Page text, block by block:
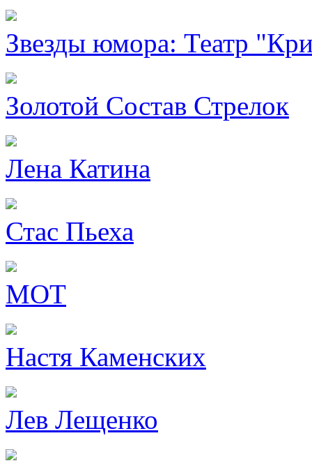
Звезды юмора: Театр
Золотой Состав Стрелок
Лена Катина
Стас Пьеха
МОТ
Настя Каменских
Лев Лещенко